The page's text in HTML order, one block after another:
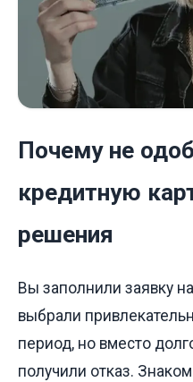
Почему не
кредитную
решения
Вы заполнили заявку
выбрали
период, но вместо
получили отказ.